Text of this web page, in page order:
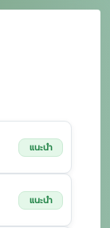
แนะนำ
แนะนำ